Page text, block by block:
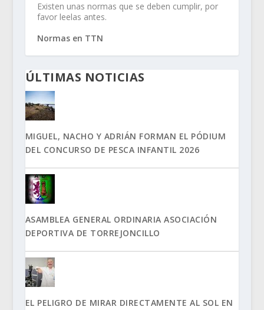
Existen unas normas que se deben cumplir, por
favor leelas antes.
Normas en TTN
ÚLTIMAS NOTICIAS
MIGUEL, NACHO Y ADRIÁN FORMAN EL PÓDIUM
DEL CONCURSO DE PESCA INFANTIL 2026
ASAMBLEA GENERAL ORDINARIA ASOCIACIÓN
DEPORTIVA DE TORREJONCILLO
EL PELIGRO DE MIRAR DIRECTAMENTE AL SOL EN